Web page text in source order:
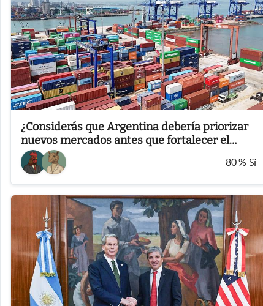
¿Considerás que Argentina debería priorizar
nuevos mercados antes que fortalecer el
Mercosur?
80% Sí